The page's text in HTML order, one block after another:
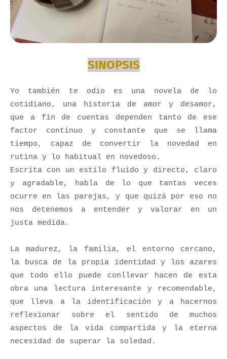
SINOPSIS
Yo también te odio es una novela de lo
cotidiano, una historia de amor y desamor,
que a fin de cuentas dependen tanto de ese
factor continuo y constante que se llama
tiempo, capaz de convertir la novedad en
rutina y lo habitual en novedoso.
Escrita con un estilo fluido y directo, claro
y agradable, habla de lo que tantas veces
ocurre en las parejas, y que quizá por eso no
nos detenemos a entender y valorar en un
justa medida.
La madurez, la familia, el entorno cercano,
la busca de la propia identidad y los azares
que todo ello puede conllevar hacen de esta
obra una lectura interesante y recomendable,
que lleva a la identificación y a hacernos
reflexionar sobre el sentido de muchos
aspectos de la vida compartida y la eterna
necesidad de superar la soledad.